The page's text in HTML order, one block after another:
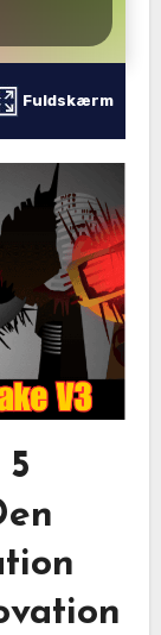
Fuldskærm